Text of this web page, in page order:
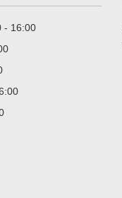
- 16:00